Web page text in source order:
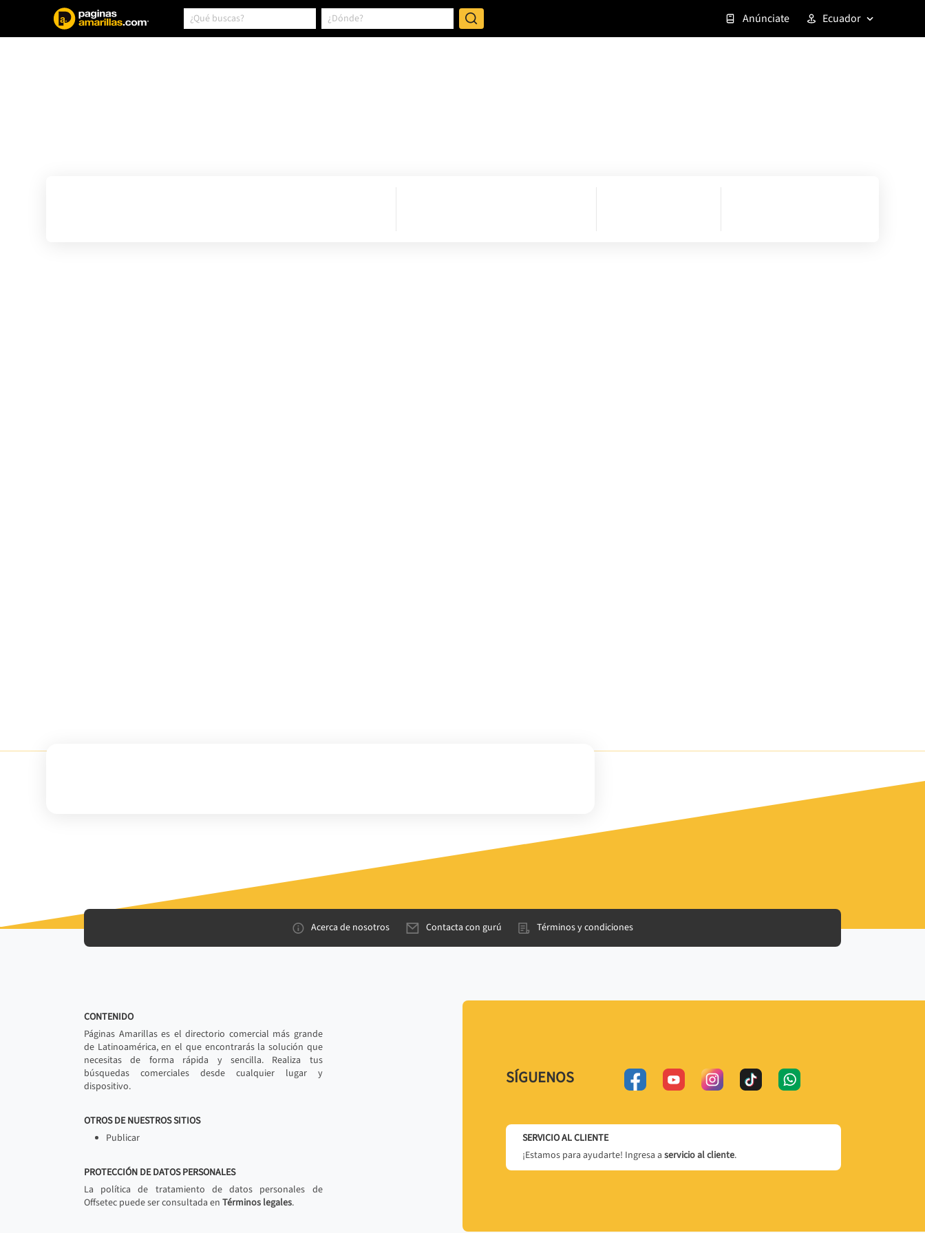
Anúnciate Ecuador
Acerca de nosotros Contacta con gurú Términos y condiciones
CONTENIDO
Páginas Amarillas es el directorio comercial más grande
de Latinoamérica, en el que encontrarás la solución que
necesitas de forma rápida y sencilla. Realiza tus
búsquedas comerciales desde cualquier lugar y
dispositivo.
OTROS DE NUESTROS SITIOS
Publicar
PROTECCIÓN DE DATOS PERSONALES
La política de tratamiento de datos personales de
Offsetec puede ser consultada en Términos legales.
SÍGUENOS
SERVICIO AL CLIENTE
¡Estamos para ayudarte! Ingresa a servicio al cliente.